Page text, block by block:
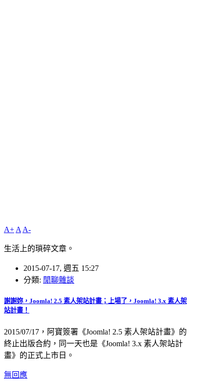
A+ A A-
生活上的瑣碎文章。
2015-07-17, 週五 15:27
分類: 閒聊雜談
謝謝妳，Joomla! 2.5 素人架站計畫；上場了，Joomla! 3.x 素人架
站計畫！
2015/07/17，阿寶簽署《Joomla! 2.5 素人架站計畫》的
終止出版合約，同一天也是《Joomla! 3.x 素人架站計
畫》的正式上市日。
無回應